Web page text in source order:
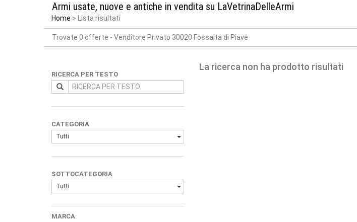
Armi usate, nuove e antiche in vendita su LaVetrinaDelleArmi
Home Lista risultati
Trovate 0 offerte - Venditore Privato 30020 Fossalta di Piave
RICERCA PER TESTO
CATEGORIA
Tutti
SOTTOCATEGORIA
Tutti
MARCA
La ricerca non ha prodotto risultati